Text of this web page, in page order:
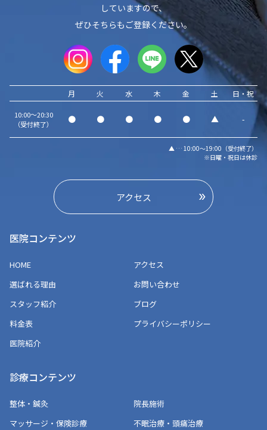
していますので、
ぜひそちらもご登録ください。
月 火 水 木 金 土 日・祝
10:00～20:30
（受付終了）
● ● ● ● ● ▲ -
▲ … 10:00～19:00（受付終了）
※日曜・祝日は休診
アクセス
医院コンテンツ
HOME
選ばれる理由
スタッフ紹介
料金表
医院紹介
アクセス
お問い合わせ
ブログ
プライバシーポリシー
診療コンテンツ
整体・鍼灸
マッサージ・保険診療
院長施術
不眠治療・頭痛治療